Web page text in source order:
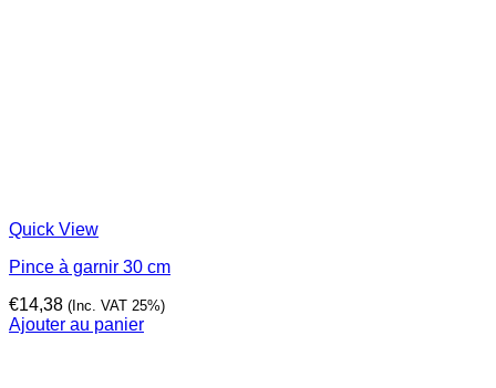
Quick View
Pince à garnir 30 cm
€14,38 (Inc. VAT 25%)
Ajouter au panier